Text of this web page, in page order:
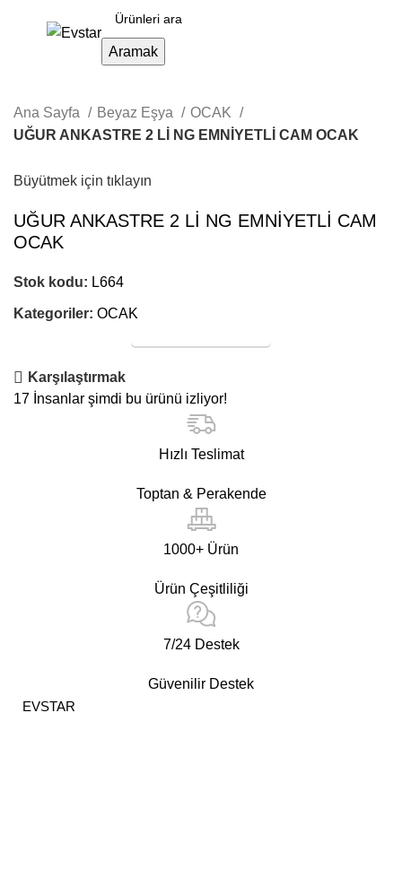
Aramak
Ana Sayfa Beyaz Eşya
OCAK
UĞUR ANKASTRE 2 Lİ NG EMNİYETLİ CAM OCAK
Büyütmek için tıklayın
UĞUR ANKASTRE 2 Lİ NG EMNİYETLİ CAM
OCAK
Stok kodu: L664
Kategoriler: OCAK
Karşılaştırmak
17 İnsanlar şimdi bu ürünü izliyor!
Hızlı Teslimat
Toptan & Perakende
1000+ Ürün
Ürün Çeşitliliği
7/24 Destek
Güvenilir Destek
EVSTAR